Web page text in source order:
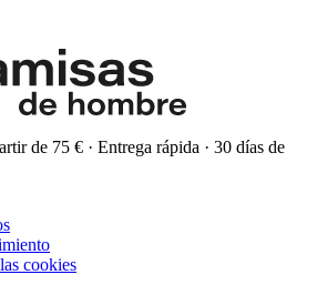
de 75 € · Entrega rápida · 30 días de
cookies